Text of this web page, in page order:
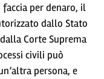
per denaro, il
dallo Stato
Corte Suprema
civili può
persona, e